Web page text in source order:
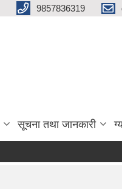
9857836319
सूचना तथा जानकारी